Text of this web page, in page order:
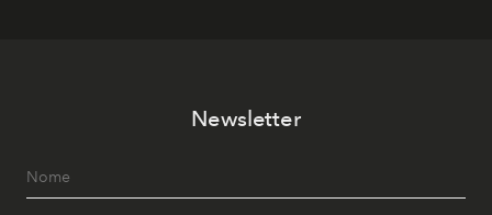
Newsletter